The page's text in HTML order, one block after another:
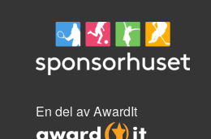
En del av AwardIt